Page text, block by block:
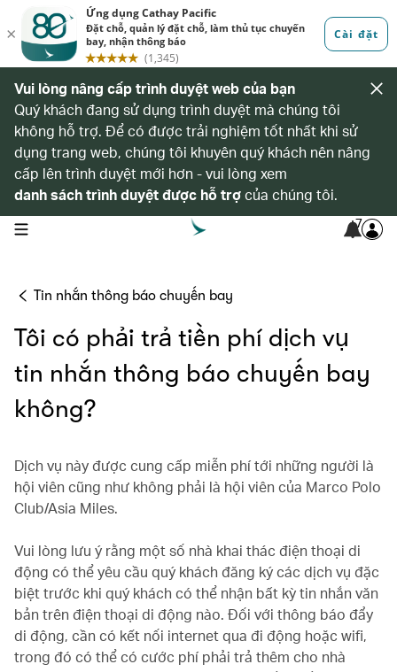
Vui lòng nâng cấp trình duyệt web của bạn
Quý khách đang sử dụng trình duyệt mà chúng tôi
không hỗ trợ. Để có được trải nghiệm tốt nhất khi sử
dụng trang web, chúng tôi khuyên quý khách nên nâng
cấp lên trình duyệt mới hơn - vui lòng xem
danh sách trình duyệt được hỗ trợcủa chúng tôi.
open navigation menu 7
Tin nhắn thông báo chuyến bay
Tôi có phải trả tiền phí dịch vụ
tin nhắn thông báo chuyến bay
không?
Dịch vụ này được cung cấp miễn phí tới những người là
hội viên cũng như không phải là hội viên của Marco Polo
Club/Asia Miles.
Vui lòng lưu ý rằng một số nhà khai thác điện thoại di
động có thể yêu cầu quý khách đăng ký các dịch vụ đặc
biệt trước khi quý khách có thể nhận bất kỳ tin nhắn văn
bản trên điện thoại di động nào. Đối với thông báo đẩy
di động, cần có kết nối internet qua đi động hoặc wifi,
trong đó có thể có cước phí phải trả thêm cho nhà